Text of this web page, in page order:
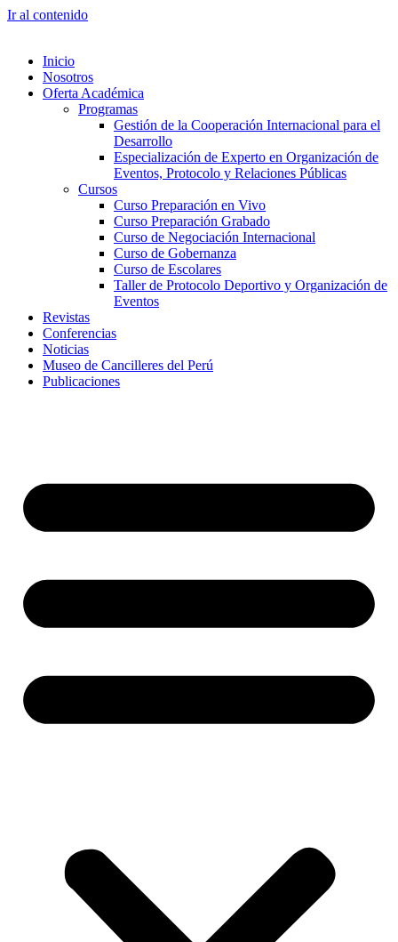
Ir al contenido
Inicio
Nosotros
Oferta Académica
Programas
Gestión de la Cooperación Internacional para el
Desarrollo
Especialización de Experto en Organización de
Eventos, Protocolo y Relaciones Públicas
Cursos
Curso Preparación en Vivo
Curso Preparación Grabado
Curso de Negociación Internacional
Curso de Gobernanza
Curso de Escolares
Taller de Protocolo Deportivo y Organización de
Eventos
Revistas
Conferencias
Noticias
Museo de Cancilleres del Perú
Publicaciones